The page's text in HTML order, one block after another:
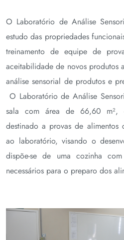
O Laboratório de Análise
estudo das propriedades
treinamento de equipe de
aceitabilidade de novos produtos
análise sensorial de produtos e
O Laboratório de Análise
sala com área de 66,60 m²,
destinado a provas de alimentos
ao laboratório, visando o
dispõe-se de uma cozinha
necessários para o preparo dos